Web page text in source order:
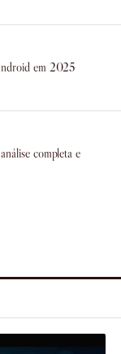
em 2025
completa e